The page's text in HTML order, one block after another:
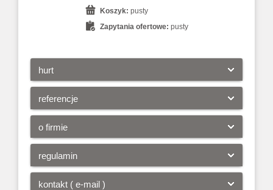
hurt
referencje
o firmie
regulamin
kontakt ( e-mail )
Koszyk: pusty
Zapytania ofertowe: pusty